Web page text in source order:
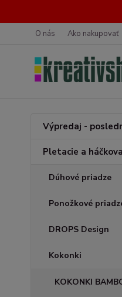
O nás Ako nakupovať
Výpredaj -
Pletacie a
Dúhové priadze
Ponožkové
DROPS Design
Kokonki
KOKONKI